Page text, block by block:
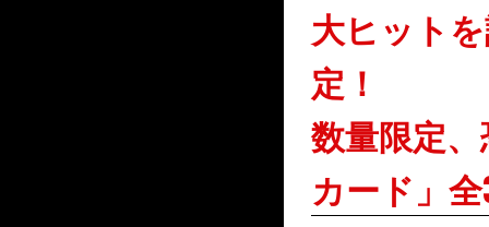
大ヒット
定！
数量限定
カード」